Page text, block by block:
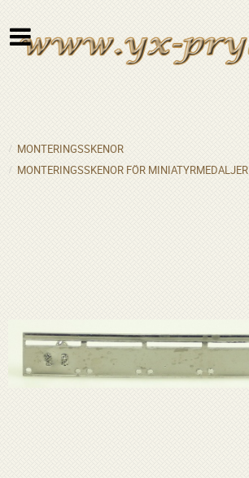
MONTERINGSSKENOR
MONTERINGSSKENOR FÖR MINIATYRMEDALJER